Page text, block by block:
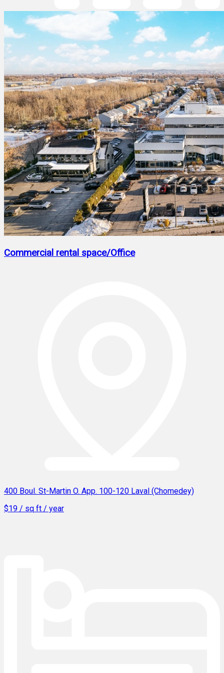
Commercial rental space/Office
400 Boul. St-Martin O. App. 100-120 Laval (Chomedey)
$19 / sq ft / year